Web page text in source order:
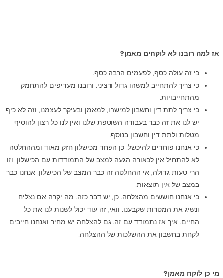
אז למה רובנו לא לוקחים מאמן?
כי זה עולה כסף, לפעמים הרבה כסף.
כי צריך להתחייב למשהו גדול ורציני. ורובנו מעדיפים להתחמק
מהתחייבויות.
כי צריך לתת דין וחשבון למישהו, למאמן ובעיקר לעצמנו, וזה לא כיף.
יש לנו את זה כבר בעבודה השוטפת שלנו ואין לנו כל רצון להוסיף
מטלות ולתת דין וחשבון בנוסף.
כי אנחנו פוחדים להיכשל. כן הפחד מכישלון חזק מאוד ומההחלטה
לא להתחיל אין לכאורה הגעה למצב של התמודדות עם הכישלון. וזו
הרי טעות גדולה, אי ההחלטה זה כבר המצב של הכישלון. אנחנו כבר
במצב של אין תוצאות.
כי אנחנו חוששים מהצלחה. כן, יש דבר כזה. מה יקרה אם נצליח
ונשיג את המטרות שקבענו. וואי, זה עוד יכול לשנות לנו את כל
החיים. איך אז נתמודד עם זה. גם להצלחה יש מחיר ואנחנו חייבים
לקחת בחשבון את ההשלכות של ההצלחה.
מי כן לוקח מאמן?